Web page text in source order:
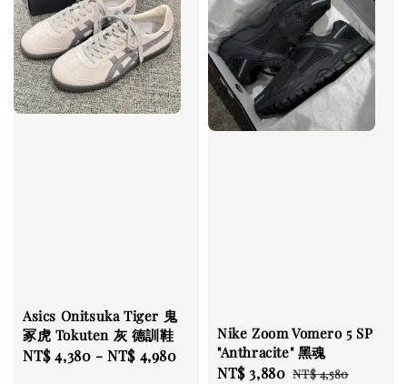
Asics Onitsuka Tiger 鬼
冢虎 Tokuten 灰 德訓鞋
Regular
NT$ 4,380 -NT$ 4,980
Nike Zoom Vomero 5 SP
"Anthracite" 黑魂
Sale
NT$ 3,880 Regular
NT$ 4,580